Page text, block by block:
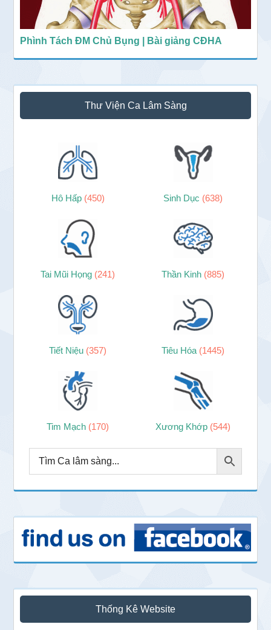
Phình Tách ĐM Chủ Bụng | Bài giảng CĐHA
Thư Viện Ca Lâm Sàng
Hô Hấp (450) Sinh Dục (638)
Tai Mũi Họng (241) Thần Kinh (885)
Tiết Niệu (357) Tiêu Hóa (1445)
Tim Mạch (170) Xương Khớp (544)
Thống Kê Website